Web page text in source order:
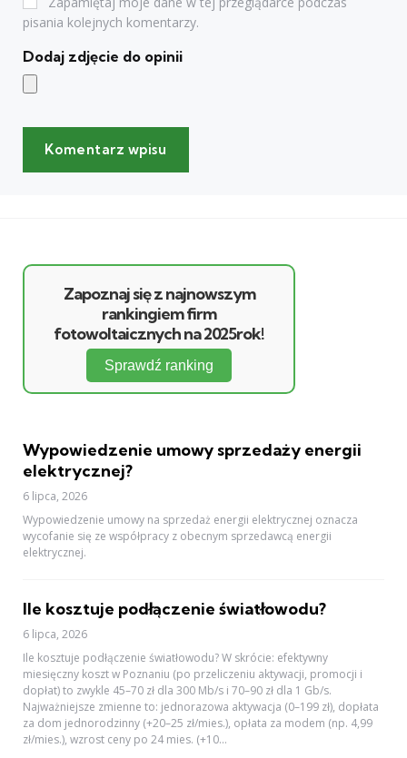
pisania kolejnych komentarzy.
Dodaj zdjęcie do opinii
Zapoznaj się z najnowszym
rankingiem firm
fotowoltaicznych na 2025rok!
Sprawdź ranking
Wypowiedzenie umowy sprzedaży energii
elektrycznej?
6 lipca, 2026
Wypowiedzenie umowy na sprzedaż energii elektrycznej oznacza
wycofanie się ze współpracy z obecnym sprzedawcą energii
elektrycznej.
Ile kosztuje podłączenie światłowodu?
6 lipca, 2026
Ile kosztuje podłączenie światłowodu? W skrócie: efektywny
miesięczny koszt w Poznaniu (po przeliczeniu aktywacji, promocji i
dopłat) to zwykle 45–70 zł dla 300 Mb/s i 70–90 zł dla 1 Gb/s.
Najważniejsze zmienne to: jednorazowa aktywacja (0–199 zł), dopłata
za dom jednorodzinny (+20–25 zł/mies.), opłata za modem (np. 4,99
zł/mies.), wzrost ceny po 24 mies. (+10...